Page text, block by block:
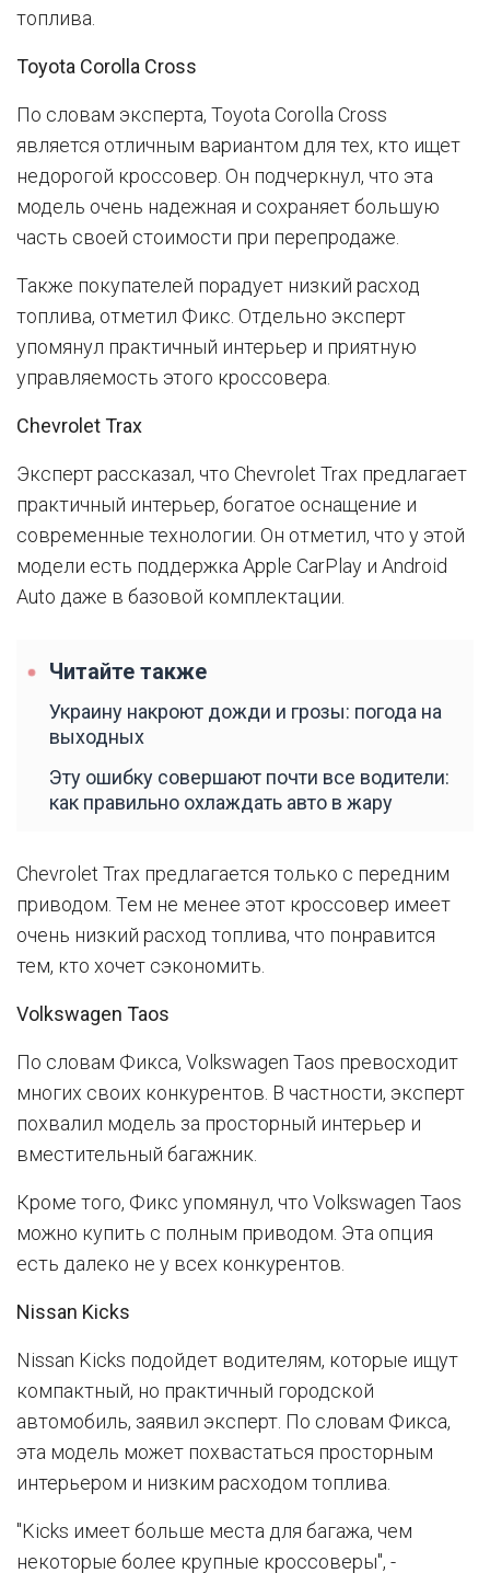
топлива.
Toyota Corolla Cross
По словам эксперта, Toyota Corolla Cross
является отличным вариантом для тех, кто ищет
недорогой кроссовер. Он подчеркнул, что эта
модель очень надежная и сохраняет большую
часть своей стоимости при перепродаже.
Также покупателей порадует низкий расход
топлива, отметил Фикс. Отдельно эксперт
упомянул практичный интерьер и приятную
управляемость этого кроссовера.
Chevrolet Trax
Эксперт рассказал, что Chevrolet Trax предлагает
практичный интерьер, богатое оснащение и
современные технологии. Он отметил, что у этой
модели есть поддержка Apple CarPlay и Android
Auto даже в базовой комплектации.
Читайте также
Украину накроют дожди и грозы: погода на
выходных
Эту ошибку совершают почти все водители:
как правильно охлаждать авто в жару
Chevrolet Trax предлагается только с передним
приводом. Тем не менее этот кроссовер имеет
очень низкий расход топлива, что понравится
тем, кто хочет сэкономить.
Volkswagen Taos
По словам Фикса, Volkswagen Taos превосходит
многих своих конкурентов. В частности, эксперт
похвалил модель за просторный интерьер и
вместительный багажник.
Кроме того, Фикс упомянул, что Volkswagen Taos
можно купить с полным приводом. Эта опция
есть далеко не у всех конкурентов.
Nissan Kicks
Nissan Kicks подойдет водителям, которые ищут
компактный, но практичный городской
автомобиль, заявил эксперт. По словам Фикса,
эта модель может похвастаться просторным
интерьером и низким расходом топлива.
"Kicks имеет больше места для багажа, чем
некоторые более крупные кроссоверы", -